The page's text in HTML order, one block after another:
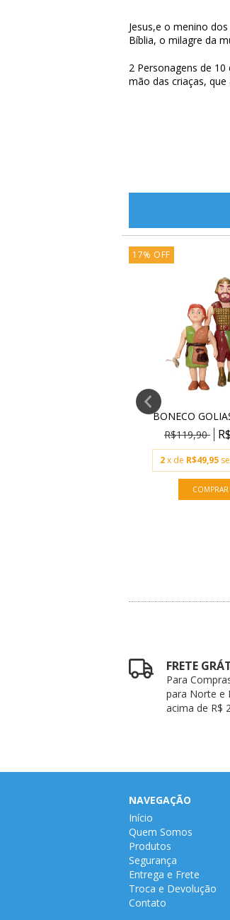
Jesus,e o menino
Bíblia, o milagre da
2 Personagens de
mão das criaças,
17% OFF
BONECO
R$119,90
2x de R$49,95
FRETE
Para
para Norte e
acima de R$
NAVEGAÇÃO
Início
Quem Somos
Produtos
Segurança
Entrega e Frete
Troca e Devolução
Contato